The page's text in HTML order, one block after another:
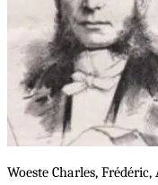
Woeste Charles, Frédéric,